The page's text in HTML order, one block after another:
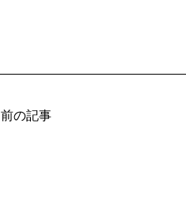
前の記事